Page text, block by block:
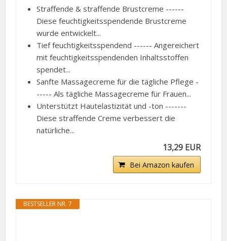
Straffende & straffende Brustcreme ------
Diese feuchtigkeitsspendende Brustcreme
wurde entwickelt...
Tief feuchtigkeitsspendend ------ Angereichert
mit feuchtigkeitsspendenden Inhaltsstoffen
spendet...
Sanfte Massagecreme für die tägliche Pflege -
----- Als tägliche Massagecreme für Frauen...
Unterstützt Hautelastizität und -ton -------
Diese straffende Creme verbessert die
natürliche...
13,29 EUR
Bei Amazon kaufen
BESTSELLER NR. 7